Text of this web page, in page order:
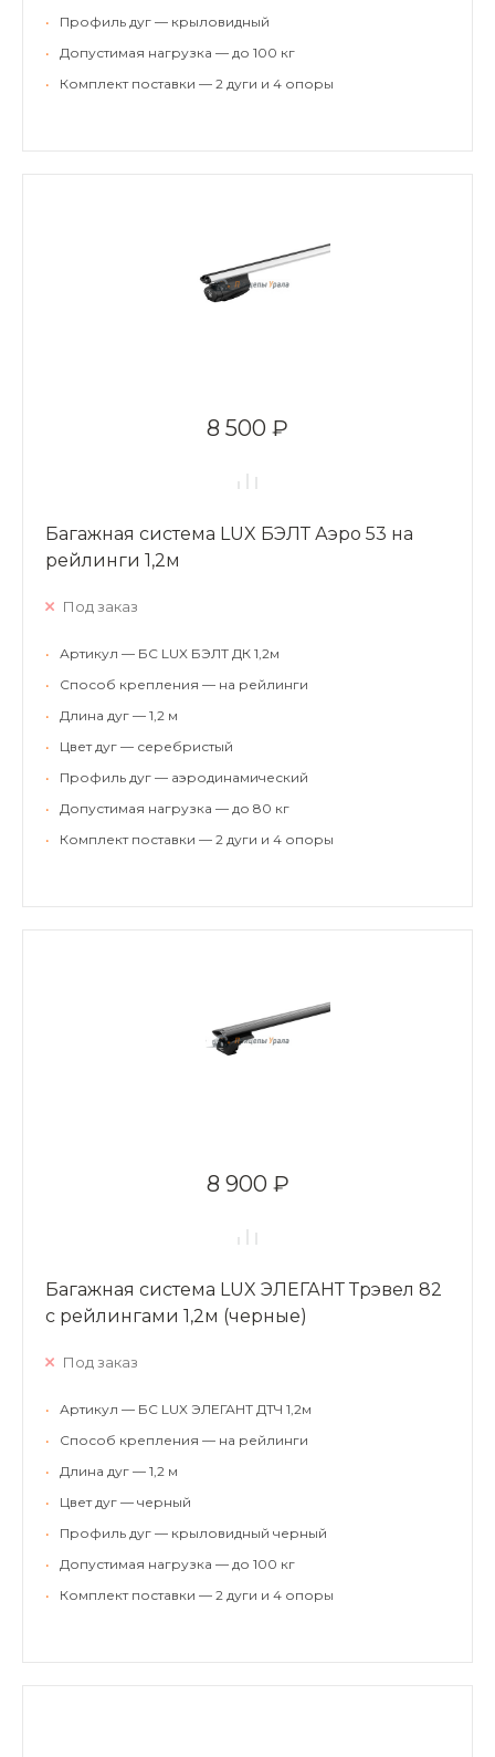
•
Профиль дуг — крыловидный
•
Допустимая нагрузка — до 100 кг
•
Комплект поставки — 2 дуги и 4 опоры
8 500 ₽
Багажная система LUX БЭЛТ Аэро 53 на
рейлинги 1,2м
Под заказ
•
Артикул — БС LUX БЭЛТ ДК 1,2м
•
Способ крепления — на рейлинги
•
Длина дуг — 1,2 м
•
Цвет дуг — серебристый
•
Профиль дуг — аэродинамический
•
Допустимая нагрузка — до 80 кг
•
Комплект поставки — 2 дуги и 4 опоры
8 900 ₽
Багажная система LUX ЭЛЕГАНТ Трэвел 82
с рейлингами 1,2м (черные)
Под заказ
•
Артикул — БС LUX ЭЛЕГАНТ ДТЧ 1,2м
•
Способ крепления — на рейлинги
•
Длина дуг — 1,2 м
•
Цвет дуг — черный
•
Профиль дуг — крыловидный черный
•
Допустимая нагрузка — до 100 кг
•
Комплект поставки — 2 дуги и 4 опоры